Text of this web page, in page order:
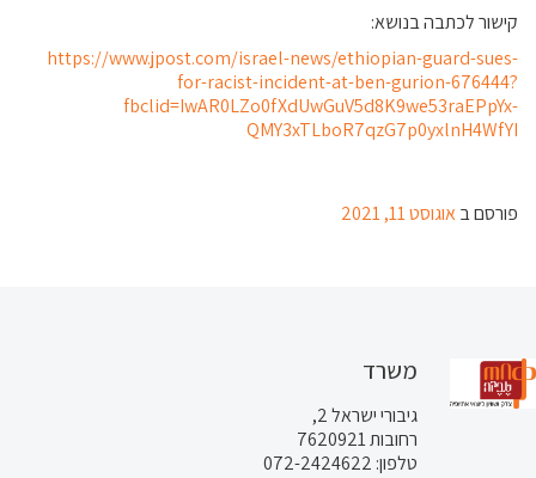
קישור לכתבה בנושא:
https://www.jpost.com/israel-news/ethiopian-guard-sues-
for-racist-incident-at-ben-gurion-676444?
fbclid=IwAR0LZo0fXdUwGuV5d8K9we53raEPpYx-
QMY3xTLboR7qzG7p0yxlnH4WfYI
פורסם באוגוסט 11, 2021
משרד
גיבורי ישראל 2,
רחובות 7620921
טלפון: 072-2424622